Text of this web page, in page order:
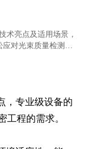
术亮点及适用场景，
对光束质量检测难
，专业级设备的
工程的需求。